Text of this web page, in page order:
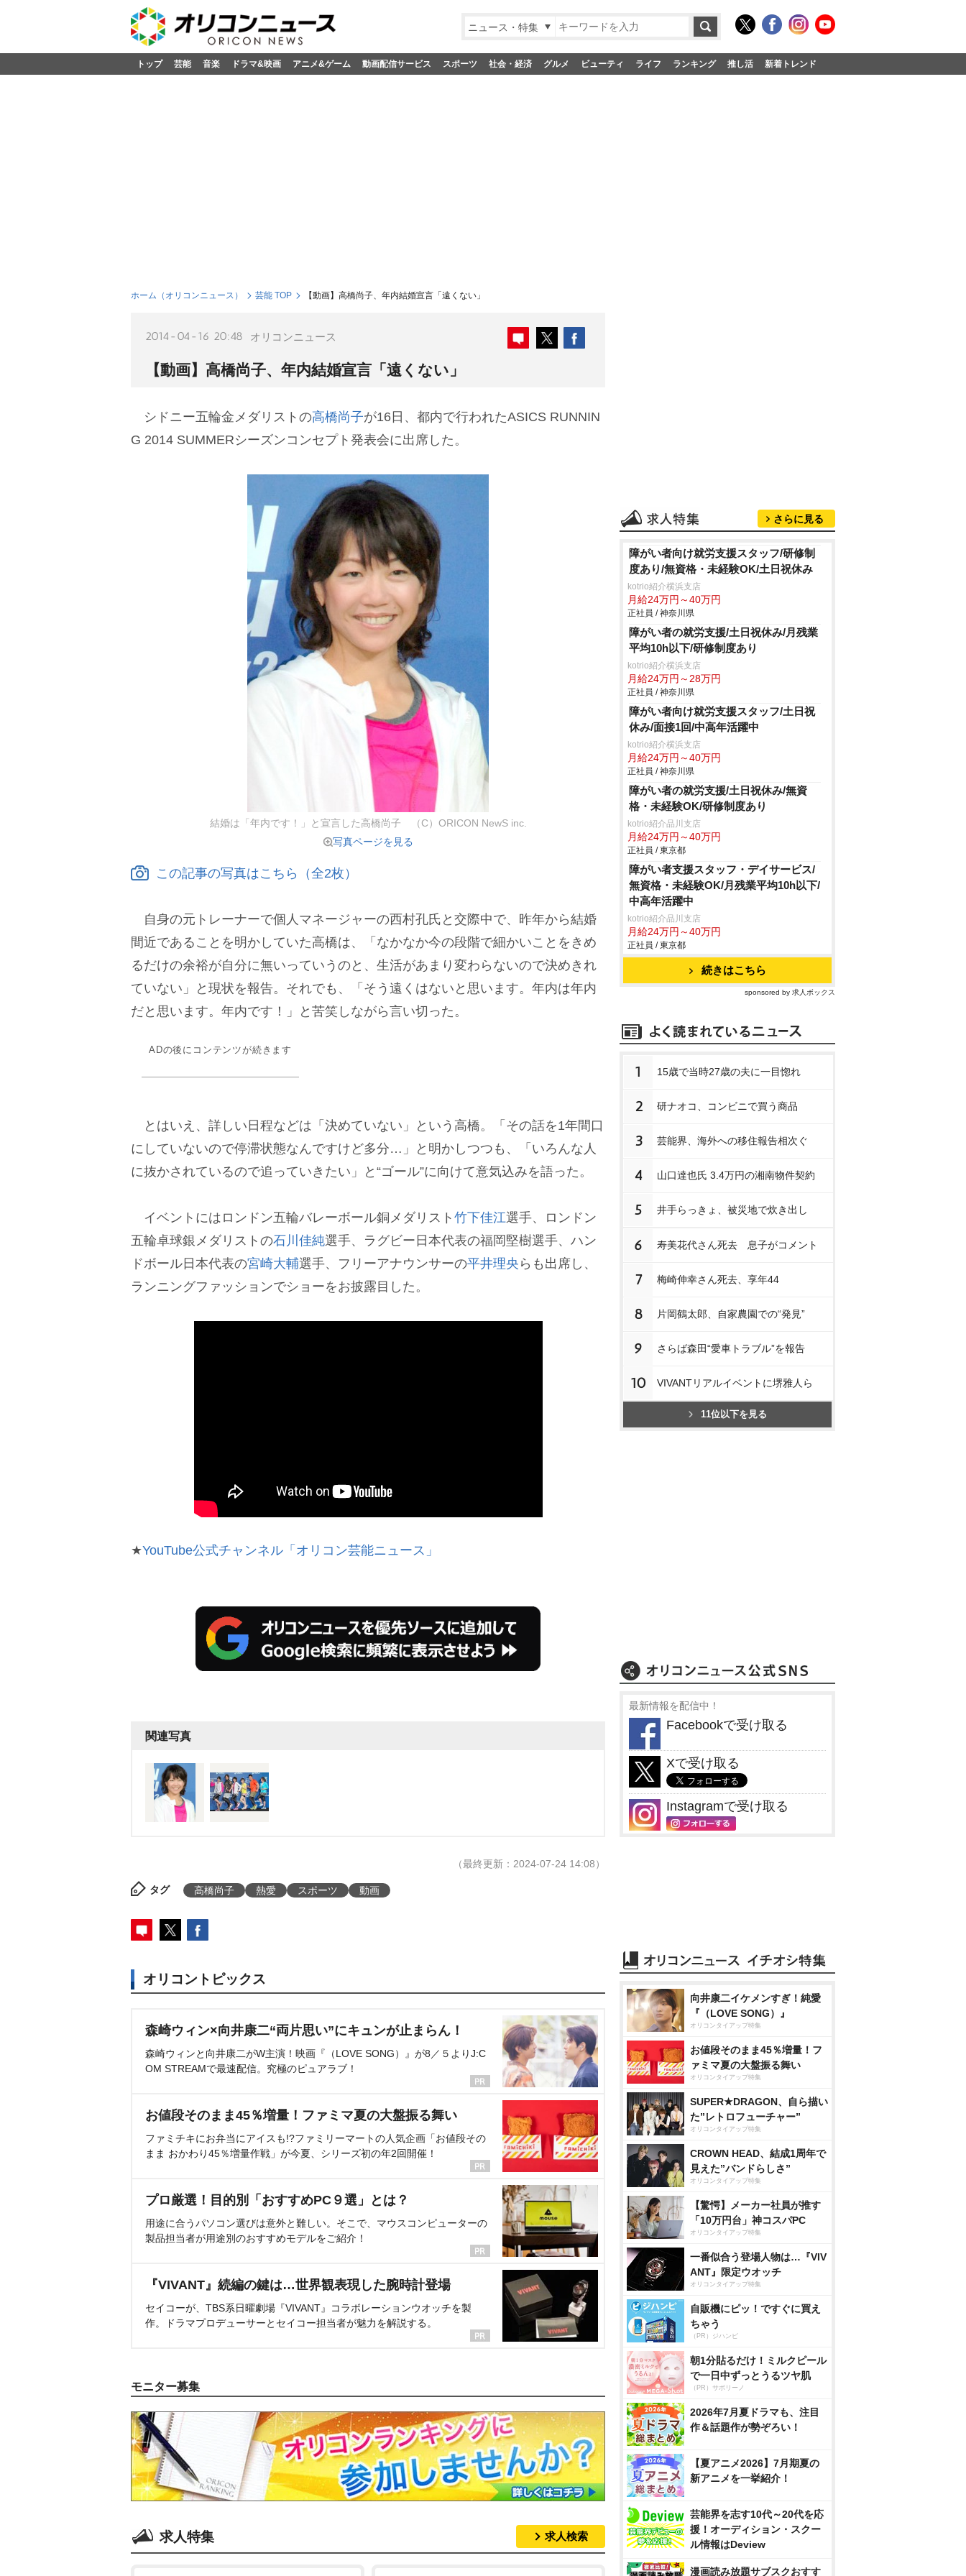
ニュース・特集
トップ 芸能 音楽 ドラマ&映画 アニメ&ゲーム 動画配信サービス スポーツ 社会・経済 グルメ ビューティ ライフ ランキング 推し活 新着トレンド
ホーム（オリコンニュース） 芸能 TOP 【動画】高橋尚子、年内結婚宣言「遠くない」
2014-04-16 20:48 オリコンニュース
【動画】高橋尚子、年内結婚宣言「遠くない」
シドニー五輪金メダリストの高橋尚子が16日、都内で行われたASICS RUNNIN
G 2014 SUMMERシーズンコンセプト発表会に出席した。
結婚は「年内です！」と宣言した高橋尚子 （C）ORICON NewS inc.
写真ページを見る
この記事の写真はこちら（全2枚）
自身の元トレーナーで個人マネージャーの西村孔氏と交際中で、昨年から結婚
間近であることを明かしていた高橋は、「なかなか今の段階で細かいことをきめ
るだけの余裕が自分に無いっていうのと、生活があまり変わらないので決めきれ
ていない」と現状を報告。それでも、「そう遠くはないと思います。年内は年内
だと思います。年内です！」と苦笑しながら言い切った。
ADの後にコンテンツが続きます
とはいえ、詳しい日程などは「決めていない」という高橋。「その話を1年間口
にしていないので停滞状態なんですけど多分…」と明かしつつも、「いろんな人
に抜かされているので追っていきたい」と“ゴール”に向けて意気込みを語った。
イベントにはロンドン五輪バレーボール銅メダリスト 竹下佳江選手、ロンドン
五輪卓球銀メダリストの石川佳純選手、ラグビー日本代表の福岡堅樹選手、ハン
ドボール日本代表の宮崎大輔選手、フリーアナウンサーの平井理央 らも出席し、
ランニングファッションでショーをお披露目した。
★YouTube公式チャンネル「オリコン芸能ニュース」
関連写真
（最終更新：2024-07-24 14:08）
タグ 高橋尚子 熱愛 スポーツ 動画
オリコントピックス
森崎ウィン×向井康二“両片思い”にキュンが止まらん！
森崎ウィンと向井康二がW主演！映画『（LOVE SONG）』が8／５よりJ:C
OM STREAMで最速配信。究極のピュアラブ！
お値段そのまま45％増量！ファミマ夏の大盤振る舞い
ファミチキにお弁当にアイスも!?ファミリーマートの人気企画「お値段その
まま おかわり45％増量作戦」が今夏、シリーズ初の年2回開催！
プロ厳選！目的別「おすすめPC９選」とは？
用途に合うパソコン選びは意外と難しい。そこで、マウスコンピューターの
製品担当者が用途別のおすすめモデルをご紹介！
『VIVANT』続編の鍵は…世界観表現した腕時計登場
セイコーが、TBS系日曜劇場『VIVANT』コラボレーションウオッチを製
作。ドラマプロデューサーとセイコー担当者が魅力を解説する。
モニター募集
求人特集 求人検索
さらに見る
障がい者向け就労支援スタッフ/研修制
度あり/無資格・未経験OK/土日祝休み
kotrio紹介横浜支店
月給24万円～40万円
正社員 / 神奈川県
障がい者の就労支援/土日祝休み/月残業
平均10h以下/研修制度あり
kotrio紹介横浜支店
月給24万円～28万円
正社員 / 神奈川県
障がい者向け就労支援スタッフ/土日祝
休み/面接1回/中高年活躍中
kotrio紹介横浜支店
月給24万円～40万円
正社員 / 神奈川県
障がい者の就労支援/土日祝休み/無資
格・未経験OK/研修制度あり
kotrio紹介品川支店
月給24万円～40万円
正社員 / 東京都
障がい者支援スタッフ・デイサービス/
無資格・未経験OK/月残業平均10h以下/
中高年活躍中
kotrio紹介品川支店
月給24万円～40万円
正社員 / 東京都
続きはこちら
sponsored by 求人ボックス
1 15歳で当時27歳の夫に一目惚れ
2 研ナオコ、コンビニで買う商品
3 芸能界、海外への移住報告相次ぐ
4 山口達也氏 3.4万円の湘南物件契約
5 井手らっきょ、被災地で炊き出し
6 寿美花代さん死去 息子がコメント
7 梅崎伸幸さん死去、享年44
8 片岡鶴太郎、自家農園での“発見”
9 さらば森田“愛車トラブル”を報告
10 VIVANTリアルイベントに堺雅人ら
11位以下を見る
最新情報を配信中！
Facebookで受け取る
Xで受け取る
Instagramで受け取る
向井康二イケメンすぎ！純愛
『（LOVE SONG）』
オリコンタイアップ特集
お値段そのまま45％増量！フ
ァミマ夏の大盤振る舞い
オリコンタイアップ特集
SUPER★DRAGON、自ら描い
た”レトロフューチャー”
オリコンタイアップ特集
CROWN HEAD、結成1周年で
見えた”バンドらしさ”
オリコンタイアップ特集
【驚愕】メーカー社員が推す
「10万円台」神コスパPC
オリコンタイアップ特集
一番似合う登場人物は…『VIV
ANT』限定ウオッチ
オリコンタイアップ特集
自販機にピッ！ですぐに買え
ちゃう
（PR）ジハンピ
朝1分貼るだけ！ミルクピール
で一日中ずっとうるツヤ肌
（PR）サボリーノ
2026年7月夏ドラマも、注目
作＆話題作が勢ぞろい！
【夏アニメ2026】7月期夏の
新アニメを一挙紹介！
芸能界を志す10代～20代を応
援！オーディション・スクー
ル情報はDeview
漫画読み放題サブスクおすす